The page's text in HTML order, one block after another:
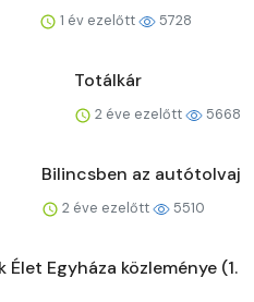
1 év ezelőtt 5728
Totálkár
2 éve ezelőtt 5668
Bilincsben az autótolvaj
2 éve ezelőtt 5510
Élet Egyháza közleménye (1.